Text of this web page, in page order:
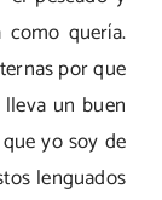
quería.
por que
un buen
yo soy de
lenguados